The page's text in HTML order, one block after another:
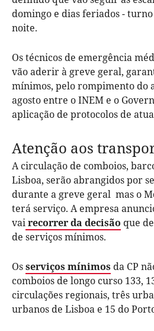
domingo e dias feriados -
noite.
Os técnicos de emergência
vão aderir à greve geral,
mínimos, pelo rompimento do
agosto entre o INEM e o
aplicação de protocolos de
Atenção aos
A circulação de comboios,
Lisboa, serão abrangidos por
durante a greve geral mas o
terá serviço. A empresa
vairecorrer da decisão que
de serviços mínimos.
Osserviços mínimos da CP
comboios de longo curso 133,
circulações regionais, três
urbanos de Lisboa e 15 do